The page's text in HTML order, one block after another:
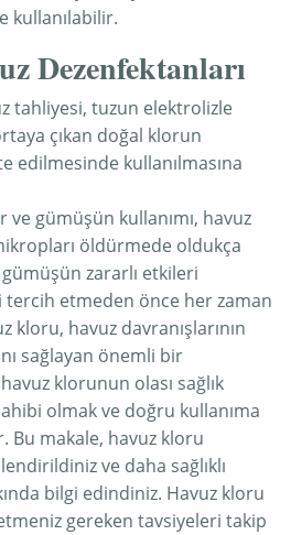
kullanılabilir.
Dezenfektanları
tahliyesi, tuzun elektrolizle
çıkan doğal klorun
edilmesinde kullanılmasına
ve gümüşün kullanımı, havuz
öldürmede oldukça
zararlı etkileri
tercih etmeden önce her zaman
kloru, havuz davranışlarının
sağlayan önemli bir
klorunun olası sağlık
olmak ve doğru kullanıma
Bu makale, havuz kloru
ve daha sağlıklı
bilgi edindiniz. Havuz kloru
gereken tavsiyeleri takip